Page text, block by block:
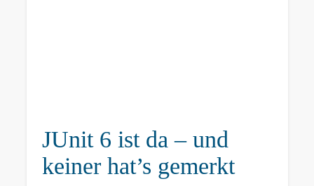
JUnit 6 ist da – und
keiner hat’s gemerkt